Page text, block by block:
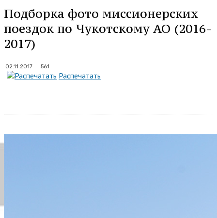
Подборка фото миссионерских
поездок по Чукотскому АО (2016-
2017)
02.11.2017 561
Распечатать